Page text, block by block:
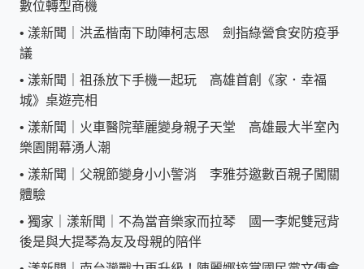
數位轉型商機
• 漾新聞｜洪孟楷南下助陣柯志恩 劍指綠營食安防疫爭
議
• 漾新聞｜祖孫放下手機一起玩 高雄首創《家．幸福
城》桌遊亮相
• 漾新聞｜火車醫院華麗變身親子天堂 高雄最大半室內
樂園開幕湧人潮
• 漾新聞｜父親節變身小小警消 李雅芬邀數百親子闖關
體驗
• 獨家｜漾新聞｜不為當音樂家而拉琴 國一李妮雙冠背
後是與大提琴為友及母親的陪伴